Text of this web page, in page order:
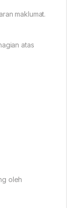
maklumat.
atas
oleh